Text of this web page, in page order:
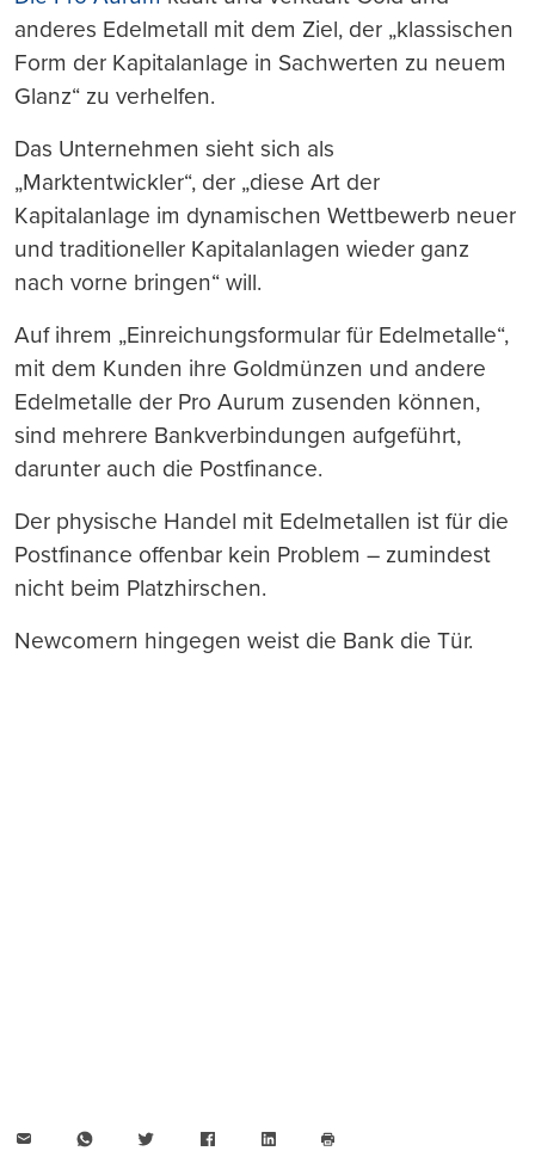
anderes Edelmetall mit dem Ziel, der „klassischen
Form der Kapitalanlage in Sachwerten zu neuem
Glanz“ zu verhelfen.
Das Unternehmen sieht sich als
„Marktentwickler“, der „diese Art der
Kapitalanlage im dynamischen Wettbewerb neuer
und traditioneller Kapitalanlagen wieder ganz
nach vorne bringen“ will.
Auf ihrem „Einreichungsformular für Edelmetalle“,
mit dem Kunden ihre Goldmünzen und andere
Edelmetalle der Pro Aurum zusenden können,
sind mehrere Bankverbindungen aufgeführt,
darunter auch die Postfinance.
Der physische Handel mit Edelmetallen ist für die
Postfinance offenbar kein Problem – zumindest
nicht beim Platzhirschen.
Newcomern hingegen weist die Bank die Tür.
WhatsAppTwitter FacebookLinkedIn